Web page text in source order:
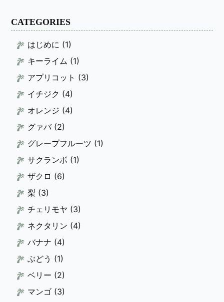
CATEGORIES
はじめに (1)
キーライム (1)
アプリコット (3)
イチジク (4)
オレンジ (4)
グァバ(2)
グレープフルーツ (1)
サクランボ (1)
ザクロ (6)
梨 (3)
チェリモヤ (3)
ネクタリン (4)
バナナ (4)
ぶどう (1)
ベリー (2)
マンゴ (3)